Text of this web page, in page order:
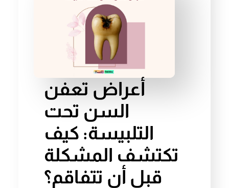
أعراض تعفن
السن تحت
التلبيسة: كيف
تكتشف المشكلة
قبل أن تتفاقم؟